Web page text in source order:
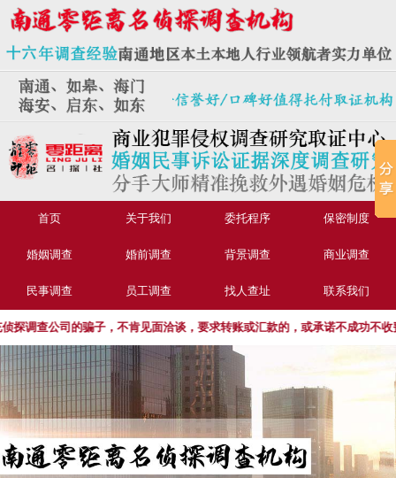
首页 关于我们 委托程序 保密制度
婚姻调查 婚前调查 背景调查 商业调查
民事调查 员工调查 找人查址 联系我们
查公司的骗子，不肯见面洽谈，要求转账或汇款的，或承诺不成功不收费